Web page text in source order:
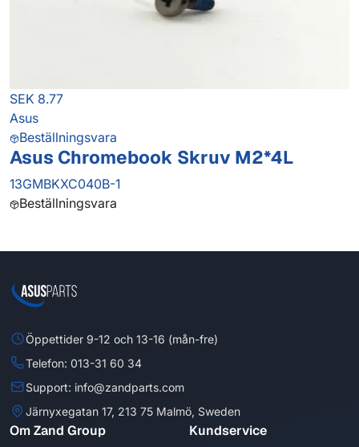
SEK 8.77
Asus
Beställningsvara
Asus Chromebook Skruv M2*4L
13GMBKXC040B-1
Beställningsvara
Öppettider 9-12 och 13-16 (mån-fre)
Telefon: 013-31 60 34
Support: info@zandparts.com
Järnyxegatan 17, 213 75 Malmö, Sweden
Om Zand Group Kundservice